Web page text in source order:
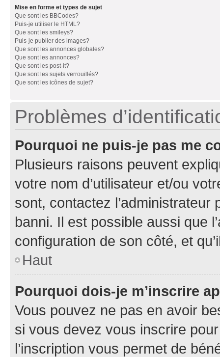
Mise en forme et types de sujet
Que sont les BBCodes?
Puis-je utiliser le HTML?
Que sont les smileys?
Puis-je publier des images?
Que sont les annonces globales?
Que sont les annonces?
Que sont les post-it?
Que sont les sujets verrouillés?
Que sont les icônes de sujet?
Problèmes
Pourquoi ne puis-je pas me
Plusieurs raisons peuvent
votre nom d’utilisateur et/ou
sont, contactez l’administrateur
banni. Il est possible aussi que
configuration de son côté, et
Haut
Pourquoi dois-je m’inscrire
Vous pouvez ne pas en avoir
si vous devez vous inscrire
l’inscription vous permet de